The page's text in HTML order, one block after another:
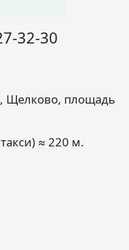
32-30
, Щелково, площадь
≈ 220 м.